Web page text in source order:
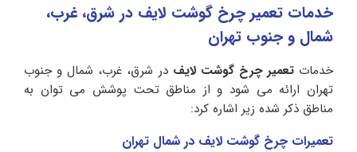
خدمات تعمیر چرخ گوشت لایف در شرق، غرب،
شمال و جنوب تهران
خدمات تعمیر چرخ گوشت لایف در شرق، غرب، شمال و جنوب
تهران ارائه می شود و از مناطق تحت پوشش می توان به
مناطق ذکر شده زیر اشاره کرد:
تعمیرات چرخ گوشت لایف در شمال تهران